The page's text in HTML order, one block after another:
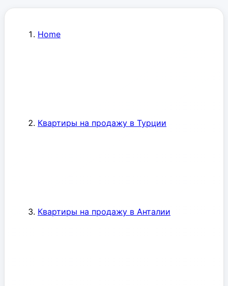
Home
Квартиры на продажу в Турции
Квартиры на продажу в Анталии